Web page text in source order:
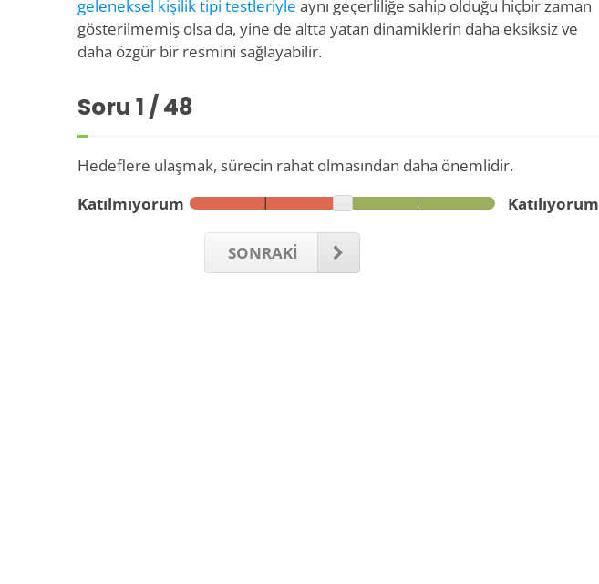
geleneksel kişilik tipi testleriyle aynı geçerliliğe sahip olduğu hiçbir zaman
gösterilmemiş olsa da, yine de altta yatan dinamiklerin daha eksiksiz ve
daha özgür bir resmini sağlayabilir.
Soru 1 / 48
Hedeflere ulaşmak, sürecin rahat olmasından daha önemlidir.
Katılmıyorum
Katılıyorum
SONRAKİ